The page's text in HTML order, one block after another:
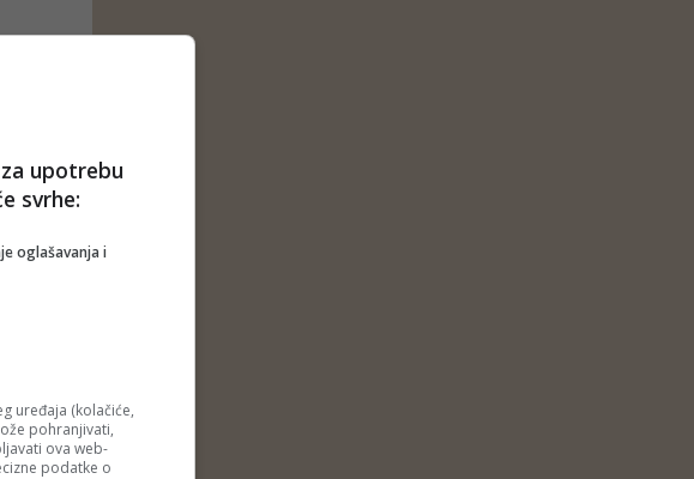
upotrebu
svrhe:
oglašavanja i
uređaja (kolačiće,
pohranjivati,
ova web-
podatke o